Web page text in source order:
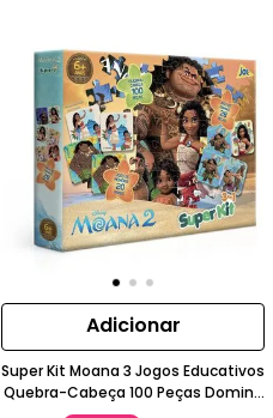
Adicionar
Super Kit Moana 3 Jogos Educativos
Quebra-Cabeça 100 Peças Dominó
Jogo Da Memória 5-7 Anos Toyster